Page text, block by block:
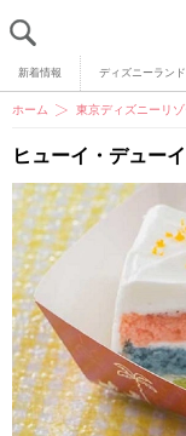
新着情報 ディズニーランド
ホーム 東京ディズニーリゾ
ヒューイ・デュー